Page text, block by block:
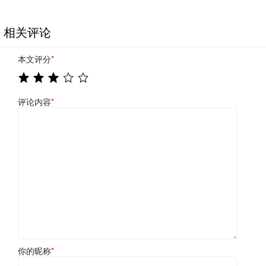
相关评论
本文评分*
评论内容*
你的昵称*